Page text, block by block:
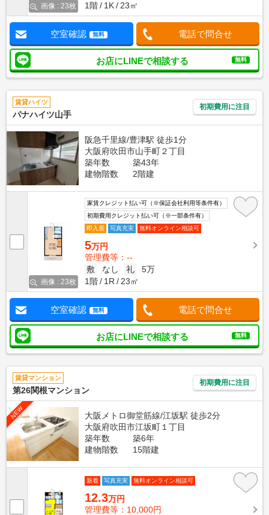
画像 : 23枚
1階
1K 23㎡
空室確認 無料 電話で問合せ
お店にLINEで相談する 無料
賃貸ハイツ
パナハイツ山手
初期費用に注目
阪急千里線/豊津駅 徒歩1分
大阪府吹田市山手町２丁目
築年数
築43年
建物階数
2階建
画像 : 23枚
家賃クレジット払い可（※保証会社利用等条件有）
初期費用クレジット払い可（※一部条件有）
即入居
写真充実 無料オンライン相談可
5万円
管理費等：--
敷
なし 礼
5万
1階
1R 23㎡
空室確認 無料 電話で問合せ
お店にLINEで相談する 無料
賃貸マンション
第26関根マンション
初期費用に注目
NEW
大阪メトロ御堂筋線/江坂駅 徒歩2分
大阪府吹田市江坂町１丁目
築年数
築6年
建物階数
15階建
新着 写真充実 無料オンライン相談可
12.3万円
管理費等：10,000円